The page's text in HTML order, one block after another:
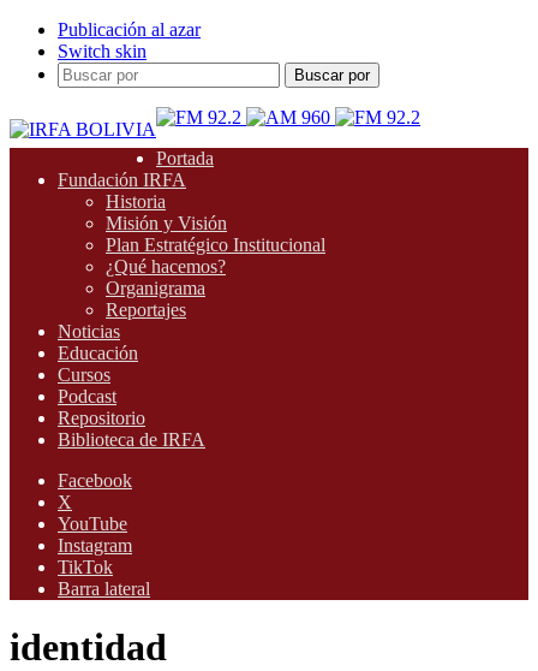
Publicación al azar
Switch skin
Buscar por
Portada
Fundación IRFA
Historia
Misión y Visión
Plan Estratégico Institucional
¿Qué hacemos?
Organigrama
Reportajes
Noticias
Educación
Cursos
Podcast
Repositorio
Biblioteca de IRFA
Facebook
X
YouTube
Instagram
TikTok
Barra lateral
identidad